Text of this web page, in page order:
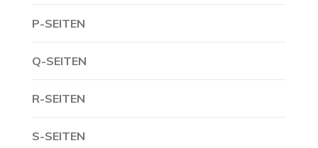
P-SEITEN
Q-SEITEN
R-SEITEN
S-SEITEN